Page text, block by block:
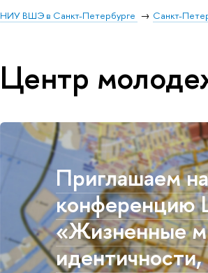
НИУ ВШЭ в Санкт-Петербурге Санкт-
Центр
Приглашаем
«Жизненные